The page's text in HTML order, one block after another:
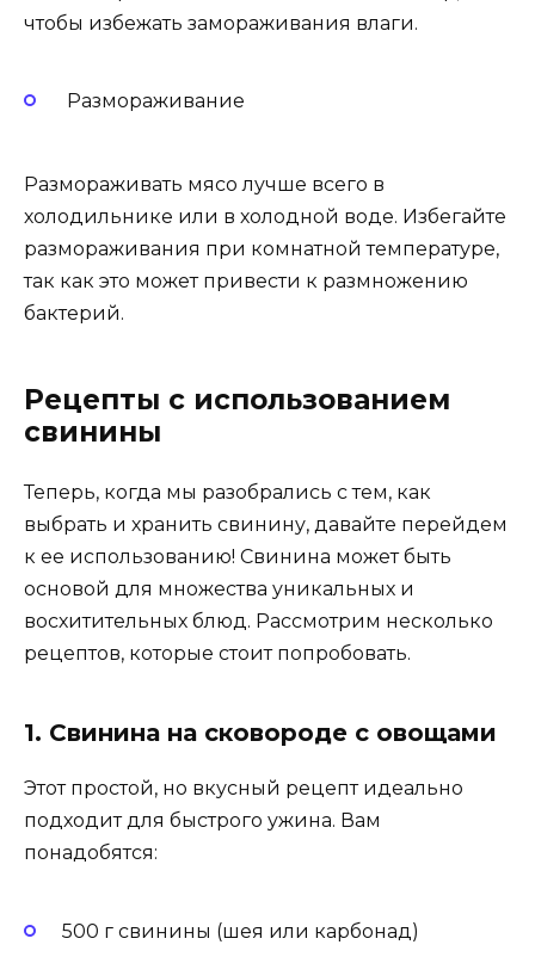
чтобы избежать замораживания влаги.
Размораживание
Размораживать мясо лучше всего в
холодильнике или в холодной воде. Избегайте
размораживания при комнатной температуре,
так как это может привести к размножению
бактерий.
Рецепты с использованием
свинины
Теперь, когда мы разобрались с тем, как
выбрать и хранить свинину, давайте перейдем
к ее использованию! Свинина может быть
основой для множества уникальных и
восхитительных блюд. Рассмотрим несколько
рецептов, которые стоит попробовать.
1. Свинина на сковороде с овощами
Этот простой, но вкусный рецепт идеально
подходит для быстрого ужина. Вам
понадобятся:
500 г свинины (шея или карбонад)